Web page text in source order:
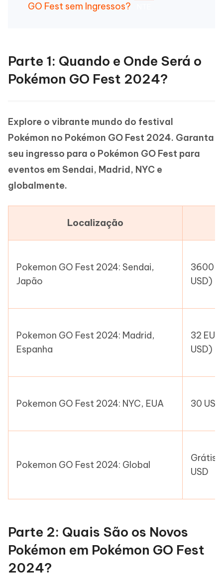
GO Fest sem Ingressos?
Parte 1: Quando e Onde Será o
Pokémon GO Fest 2024?
Explore o vibrante mundo do festival
Pokémon no Pokémon GO Fest 2024. Garanta
seu ingresso para o Pokémon GO Fest para
eventos em Sendai, Madrid, NYC e
globalmente.
Localização
Pokemon GO Fest 2024: Sendai,
Japão
3600
USD)
Pokemon GO Fest 2024: Madrid,
Espanha
32
USD)
Pokemon GO Fest 2024: NYC, EUA 30 USD
Pokemon GO Fest 2024: Global
Grátis
USD
Parte 2: Quais São os Novos
Pokémon em Pokémon GO Fest
2024?